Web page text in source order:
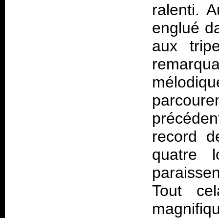
ralenti.
englué
aux
record
quatre
Tout